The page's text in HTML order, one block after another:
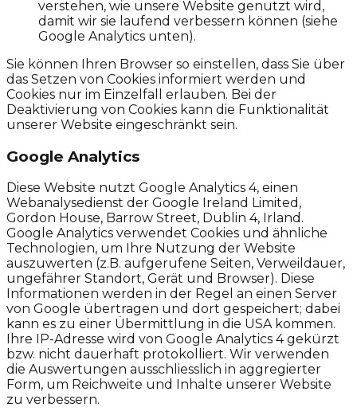
verstehen, wie unsere Website genutzt wird,
damit wir sie laufend verbessern können (siehe
Google Analytics unten).
Sie können Ihren Browser so einstellen, dass Sie über
das Setzen von Cookies informiert werden und
Cookies nur im Einzelfall erlauben. Bei der
Deaktivierung von Cookies kann die Funktionalität
unserer Website eingeschränkt sein.
Google Analytics
Diese Website nutzt Google Analytics 4, einen
Webanalysedienst der Google Ireland Limited,
Gordon House, Barrow Street, Dublin 4, Irland.
Google Analytics verwendet Cookies und ähnliche
Technologien, um Ihre Nutzung der Website
auszuwerten (z.B. aufgerufene Seiten, Verweildauer,
ungefährer Standort, Gerät und Browser). Diese
Informationen werden in der Regel an einen Server
von Google übertragen und dort gespeichert; dabei
kann es zu einer Übermittlung in die USA kommen.
Ihre IP-Adresse wird von Google Analytics 4 gekürzt
bzw. nicht dauerhaft protokolliert. Wir verwenden
die Auswertungen ausschliesslich in aggregierter
Form, um Reichweite und Inhalte unserer Website
zu verbessern.